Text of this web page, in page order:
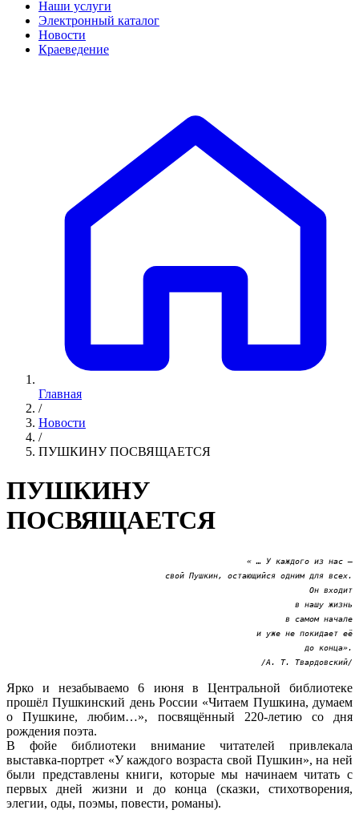
Наши услуги
Электронный каталог
Новости
Краеведение
Главная
/
Новости
/
ПУШКИНУ ПОСВЯЩАЕТСЯ
ПУШКИНУ
ПОСВЯЩАЕТСЯ
« … У каждого из нас –
свой Пушкин, остающийся одним для всех.
Он входит
в нашу жизнь
в самом начале
и уже не покидает её
до конца».
/А. Т. Твардовский/
Ярко и незабываемо 6 июня в Центральной библиотеке
прошёл Пушкинский день России «Читаем Пушкина, думаем
о Пушкине, любим…», посвящённый 220-летию со дня
рождения поэта.
В фойе библиотеки внимание читателей привлекала
выставка-портрет «У каждого возраста свой Пушкин», на ней
были представлены книги, которые мы начинаем читать с
первых дней жизни и до конца (сказки, стихотворения,
элегии, оды, поэмы, повести, романы).